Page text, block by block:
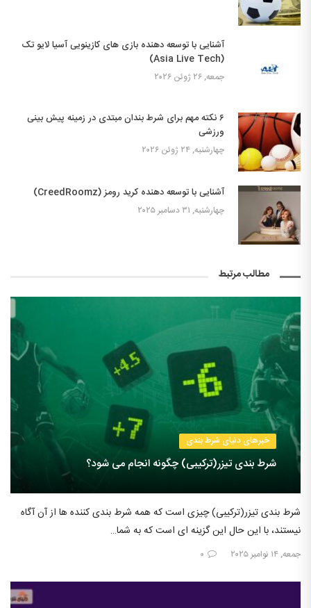
آشنایی با توسعه دهنده بازی های کازینویی آسیا لایو تک
(Asia Live Tech)
جمعه, ۲۶ ژوئن ۲۰۲۶
۶ نکته مهم برای شرط بندان مبتدی در زمینه پیش بینی
ورزشی
چهارشنبه, ۲۴ ژوئن ۲۰۲۶
آشنایی با توسعه دهنده کرید رومز (CreedRoomz)
چهارشنبه, ۳۱ دسامبر ۲۰۲۵
مطالب مرتبط
خبرهای دنیای شرط بندی
شرط بندی تیزر(ترکیبی) چگونه انجام می شود؟
شرط بندی تیزر(ترکیبی) چیزی است که همه شرط بندی کننده ها از آن آگاه
نیستند، با این حال این گزینه ای است که به شما…
جمعه, ۱۴ نوامبر ۲۰۲۵ ۰